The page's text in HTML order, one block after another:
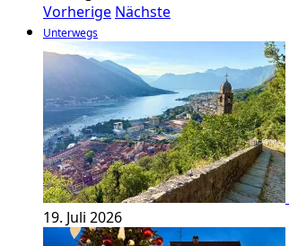
Vorherige Nächste
Unterwegs
19. Juli 2026